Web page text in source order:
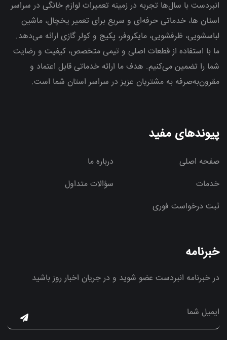
انبردست با سال‌ها تجربه در زمینه تعمیرات لوازم خانگی در سراسر
استان ها، خدماتی حرفه‌ای و سریع برای تعمیر یخچال، ماشین
لباسشویی، ظرفشویی، مایکروفر، پکیج و کولر گازی ارائه می‌دهد.
ما با استفاده از قطعات اصلی و تیمی متخصص، کیفیت و رضایت
شما را تضمین می‌کنیم. هدف ما ارائه خدماتی قابل اعتماد و
مقرون‌به‌صرفه به مشتریان عزیز در سراسر استان شما است.
پیوندهای مفید
صفحه اصلی
درباره ما
خدمات
سؤالات متداول
ثبت درخواست فوری
خبرنامه
در خبرنامه انبردست عضو شوید و در جریان اخبار روز باشید